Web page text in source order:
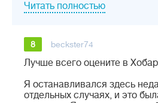
Читать полностью
8 beckster74
Лучше всего оцените в
Я останавливался здесь
отдельных случаях, и это